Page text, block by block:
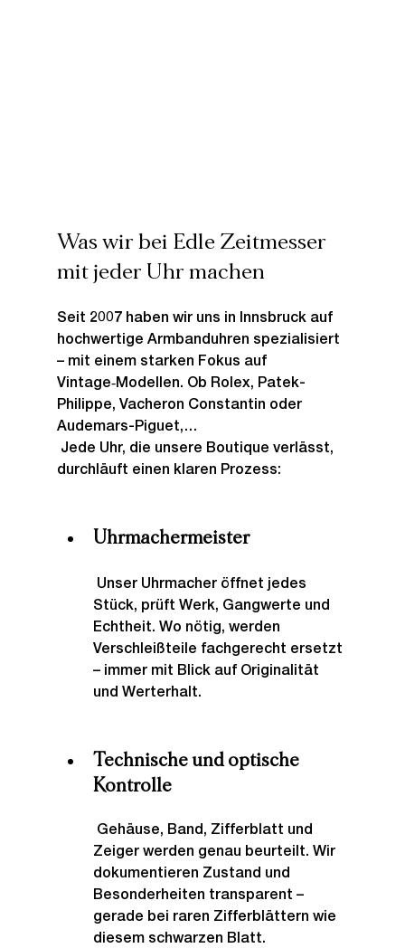
Was wir bei Edle Zeitmesser
mit jeder Uhr machen
Seit 2007 haben wir uns in Innsbruck auf
hochwertige Armbanduhren spezialisiert
– mit einem starken Fokus auf
Vintage‑Modellen. Ob Rolex, Patek-
Philippe, Vacheron Constantin oder
Audemars-Piguet,…
Jede Uhr, die unsere Boutique verlässt,
durchläuft einen klaren Prozess:
Uhrmachermeister
Stück, prüft Werk, Gangwerte und
Echtheit. Wo nötig, werden
Verschleißteile fachgerecht ersetzt
– immer mit Blick auf Originalität
und Werterhalt.
Technische und optische
Kontrolle
Zeiger werden genau beurteilt. Wir
dokumentieren Zustand und
Besonderheiten transparent –
gerade bei raren Zifferblättern wie
diesem schwarzen Blatt.